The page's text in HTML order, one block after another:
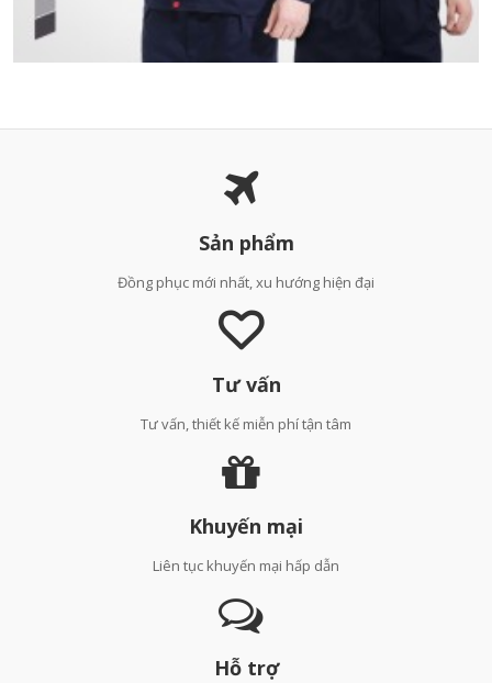
Sản phẩm
Đồng phục mới nhất, xu hướng hiện đại
Tư vấn
Tư vấn, thiết kế miễn phí tận tâm
Khuyến mại
Liên tục khuyến mại hấp dẫn
Hỗ trợ